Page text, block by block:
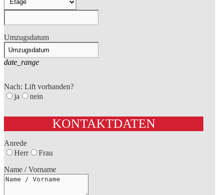
Umzugsdatum
date_range
Nach: Lift vorhanden?
ja
nein
KONTAKTDATEN
Anrede
Herr
Frau
Name / Vorname